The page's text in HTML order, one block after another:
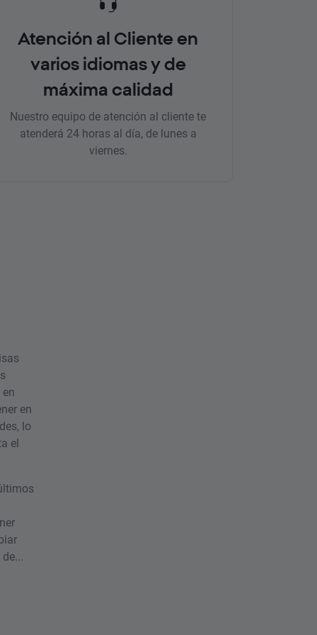
Atención al Cliente en
varios idiomas y de
máxima calidad
Nuestro equipo de atención al cliente te
atenderá 24 horas al día, de lunes a
viernes.
en
lo
el